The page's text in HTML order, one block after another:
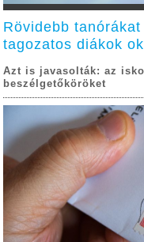
Rövidebb
tagozatos diákok
Azt is javasolták: az
beszélgetőköröket